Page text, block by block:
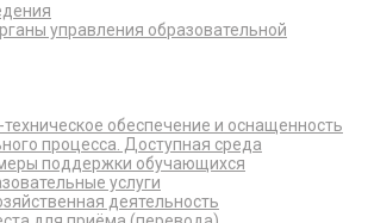
управления образовательной
обеспечение и оснащенность
процесса. Доступная среда
поддержки обучающихся
услуги
деятельность